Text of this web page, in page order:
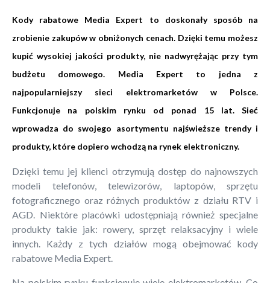
Kody rabatowe Media Expert to doskonały sposób na
zrobienie zakupów w obniżonych cenach. Dzięki temu możesz
kupić wysokiej jakości produkty, nie nadwyrężając przy tym
budżetu domowego. Media Expert to jedna z
najpopularniejszy sieci elektromarketów w Polsce.
Funkcjonuje na polskim rynku od ponad 15 lat. Sieć
wprowadza do swojego asortymentu najświeższe trendy i
produkty, które dopiero wchodzą na rynek elektroniczny.
Dzięki temu jej klienci otrzymują dostęp do najnowszych
modeli telefonów, telewizorów, laptopów, sprzętu
fotograficznego oraz różnych produktów z działu RTV i
AGD. Niektóre placówki udostępniają również specjalne
produkty takie jak: rowery, sprzęt relaksacyjny i wiele
innych. Każdy z tych działów mogą obejmować kody
rabatowe Media Expert.